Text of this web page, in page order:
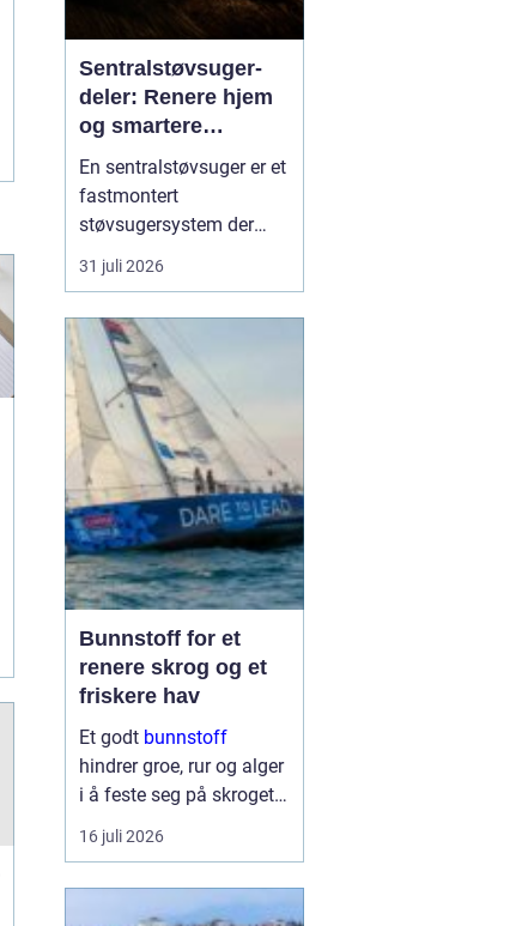
Sentralstøvsuger-
deler: Renere hjem
og smartere
rengjøring
En sentralstøvsuger er et
fastmontert
støvsugersystem der
motor og beholder står i
bod, garasje eller teknisk
sugekontakter finnes i
veggene rundt i boligen.
Du kobler bare slangen
til en kontakt, og støvet
transp...
31 juli 2026
Bunnstoff for et
renere skrog og et
friskere hav
Et godt bunnstoff
hindrer groe, rur og alger
i å feste seg på skroget.
Dermed holder båten
bedre fart, bruker mindre
mindre vedlikehold på
16 juli 2026